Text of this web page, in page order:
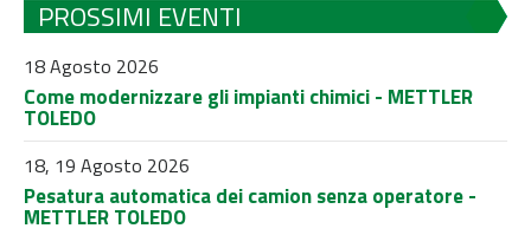
PROSSIMI EVENTI
18 Agosto 2026
Come modernizzare gli impianti chimici - METTLER
TOLEDO
18, 19 Agosto 2026
Pesatura automatica dei camion senza operatore -
METTLER TOLEDO